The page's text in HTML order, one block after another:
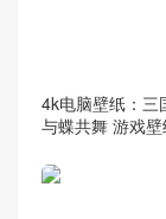
4k电脑壁纸：三
与蝶共舞 游戏